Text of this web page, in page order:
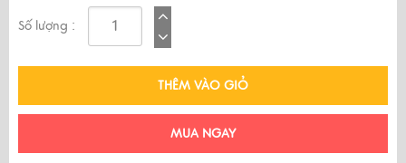
Số lượng :
THÊM VÀO GIỎ
MUA NGAY